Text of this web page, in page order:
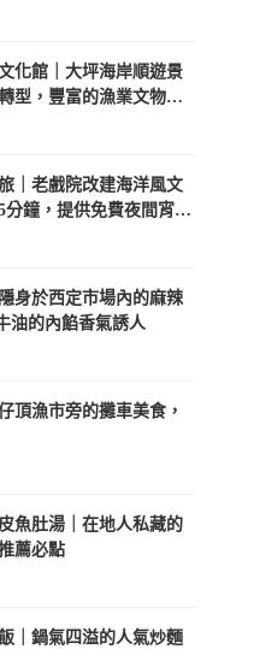
化館｜大坪海岸順遊景
型，豐富的漁業文物，
｜老戲院改建海洋風文
鐘，提供免費夜間宵
身於西定市場內的麻辣
油的內餡香氣誘人
頂漁市旁的攤車美食，
魚肚湯｜在地人私藏的
薦必點
｜鍋氣四溢的人氣炒麵